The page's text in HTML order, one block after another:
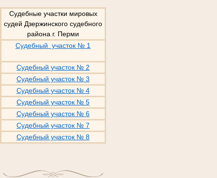
Судебные участки мировых
судей Дзержинского судебного
района г. Перми
Судебный участок № 1
Судебный участок № 2
Судебный участок № 3
Судебный участок № 4
Судебный участок № 5
Судебный участок № 6
Судебный участок № 7
Судебный участок № 8